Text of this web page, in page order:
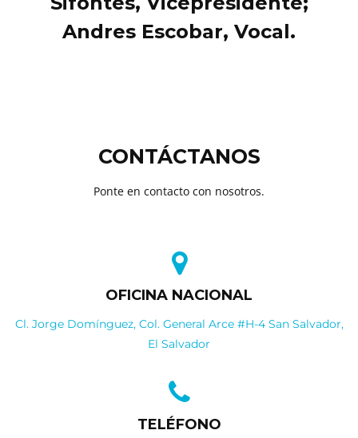
Andres Escobar, Vocal.
CONTÁCTANOS
Ponte en contacto con nosotros.
OFICINA NACIONAL
Cl. Jorge Domínguez, Col. General Arce #H-4 San Salvador,
El Salvador
TELÉFONO